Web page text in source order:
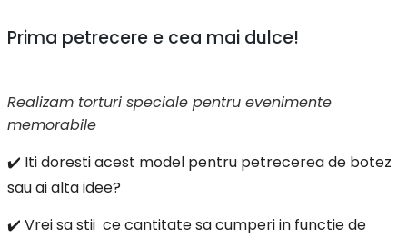
Prima petrecere e cea mai dulce!
Realizam torturi speciale pentru evenimente
memorabile
✔️ Iti doresti acest model pentru petrecerea de botez
sau ai alta idee?
✔️ Vrei sa stii ce cantitate sa cumperi in functie de